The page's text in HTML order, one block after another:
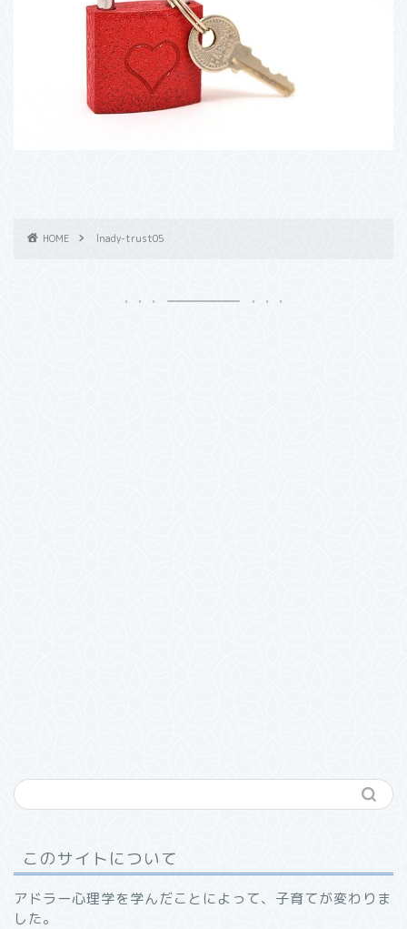
HOME lnady-trust05
このサイトについて
アドラー心理学を学んだことによって、子育てが変わりま
した。